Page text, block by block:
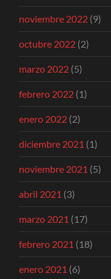
noviembre 2022 (9)
octubre 2022 (2)
marzo 2022 (5)
febrero 2022 (1)
enero 2022 (2)
diciembre 2021 (1)
noviembre 2021 (5)
abril 2021 (3)
marzo 2021 (17)
febrero 2021 (18)
enero 2021 (6)